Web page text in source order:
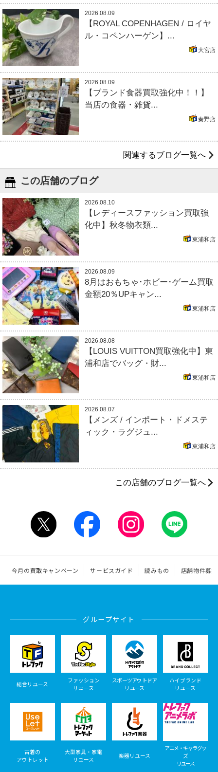
2026.08.09
【ROYAL COPENHAGEN / ロイヤ
ル・コペンハーゲン】...
大宮店
2026.08.09
【ブランド食器買取強化中！！】
当店の食器・雑貨...
秦野店
関連するブログ一覧へ
この店舗のブログ
2026.08.10
【レディースファッション買取強
化中】秋冬物衣類...
東浦和店
2026.08.09
8月はおもちゃ･ホビー･ゲーム買取
金額20％UPキャン...
東浦和店
2026.08.08
【LOUIS VUITTON買取強化中】東
浦和店でバッグ・財...
東浦和店
2026.08.07
【メンズ / インポート・ドメステ
ィック・ラグジュ...
東浦和店
この店舗のブログ一覧へ
今月の買取キャンペーン サービスガイド 読みもの 店舗物件募集
グループサイト
総合リユース
ファッション
リユース
スポーツアウトドア
リユース
ハイブランド
リユース
古着の
アウトレット
大型家具・家電
リユース
楽器リユース
アニメ・キャラグッ
ズ
リユース